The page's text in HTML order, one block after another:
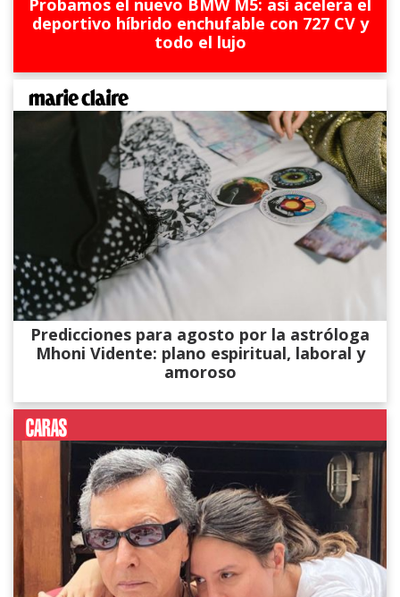
Probamos el nuevo BMW M5: así acelera el
deportivo híbrido enchufable con 727 CV y
todo el lujo
Predicciones para agosto por la astróloga
Mhoni Vidente: plano espiritual, laboral y
amoroso